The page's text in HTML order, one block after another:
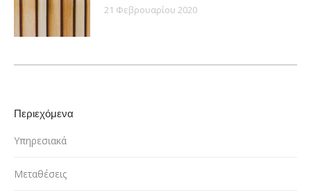
21 Φεβρουαρίου 2020
Περιεχόμενα
Υπηρεσιακά
Μεταθέσεις